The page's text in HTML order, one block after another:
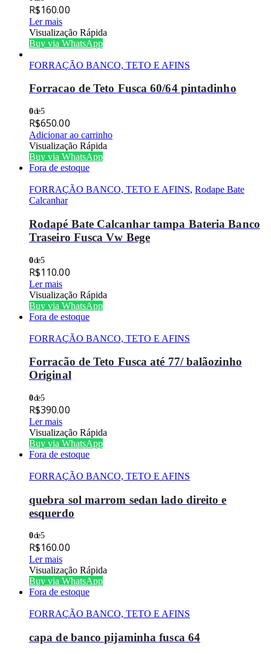
R$160.00
Ler mais
Visualização Rápida
Buy via WhatsApp
FORRAÇÃO BANCO, TETO E AFINS
Forracao de Teto Fusca 60/64 pintadinho
0de 5
R$650.00
Adicionar ao carrinho
Visualização Rápida
Buy via WhatsApp
Fora de estoque
FORRAÇÃO BANCO, TETO E AFINS, Rodape Bate
Calcanhar
Rodapé Bate Calcanhar tampa Bateria Banco
Traseiro Fusca Vw Bege
0de 5
R$110.00
Ler mais
Visualização Rápida
Buy via WhatsApp
Fora de estoque
FORRAÇÃO BANCO, TETO E AFINS
Forracão de Teto Fusca até 77/ balãozinho
Original
0de 5
R$390.00
Ler mais
Visualização Rápida
Buy via WhatsApp
Fora de estoque
FORRAÇÃO BANCO, TETO E AFINS
quebra sol marrom sedan lado direito e
esquerdo
0de 5
R$160.00
Ler mais
Visualização Rápida
Buy via WhatsApp
Fora de estoque
FORRAÇÃO BANCO, TETO E AFINS
capa de banco pijaminha fusca 64